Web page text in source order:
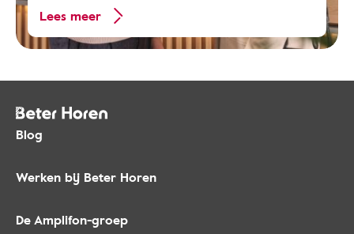
Lees meer
Blog
Werken bij Beter Horen
De Amplifon-groep